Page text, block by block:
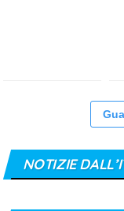
NOTIZIE